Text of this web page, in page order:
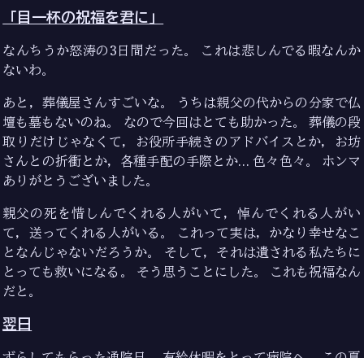
「目一杯の祝福を君に」
なんちうか怒涛の3日間だった。 これは悲しんでる暇なんか
ないわ。
あと，葬儀屋さんすごいな。 うちは親父の代からの分家で仏
壇も墓もないのね。 なので今回はとても助かった。 葬儀の段
取りだけじゃなくて，お役所手続きのアドバイスとか，お坊
さんとの折衝とか，各種手配の手際とか… 色々色々。 ホンマ
ありがとうございました。
親父の死を惜しんでくれる人がいて，悼んでくれる人がい
て，送ってくれる人がいる。 これって実は，かなり幸せなこ
となんじゃないだろうか。 そして，それは遺される私たちに
とっても救いになる。 そう思うことにした。 これも祝福なん
だと。
翌日